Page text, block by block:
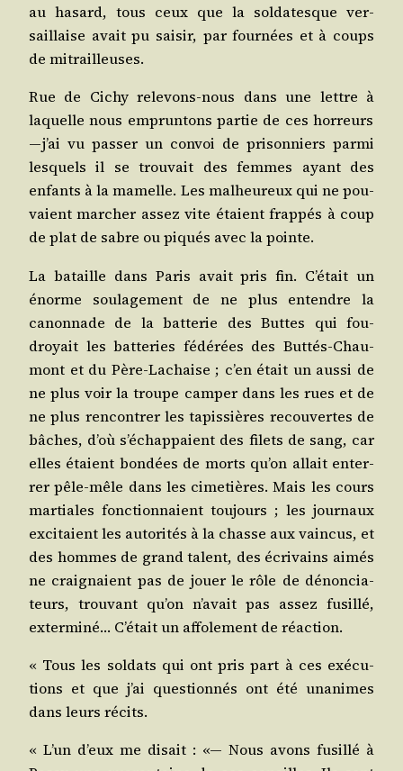
au hasard, tous ceux que la sol­da­tesque ver­
saillaise avait pu sai­sir, par four­nées et à coups
de mitrailleuses.
Rue de Cichy rele­vons-nous dans une lettre à
laquelle nous emprun­tons par­tie de ces hor­reurs
— j’ai vu pas­ser un convoi de pri­son­niers par­mi
les­quels il se trou­vait des femmes ayant des
enfants à la mamelle. Les mal­heu­reux qui ne pou­
vaient mar­cher assez vite étaient frap­pés à coup
de plat de sabre ou piqués avec la pointe.
La bataille dans Paris avait pris fin. C’é­tait un
énorme sou­la­ge­ment de ne plus entendre la
canon­nade de la bat­te­rie des Buttes qui fou­
droyait les bat­te­ries fédé­rées des But­tés-Chau­
mont et du Père-Lachaise ; c’en était un aus­si de
ne plus voir la troupe cam­per dans les rues et de
ne plus ren­con­trer les tapis­sières recou­vertes de
bâches, d’où s’é­chap­paient des filets de sang, car
elles étaient bon­dées de morts qu’on allait enter­
rer pêle-mêle dans les cime­tières. Mais les cours
mar­tiales fonc­tion­naient tou­jours ; les jour­naux
exci­taient les auto­ri­tés à la chasse aux vain­cus, et
des hommes de grand talent, des écri­vains aimés
ne crai­gnaient pas de jouer le rôle de dénon­cia­
teurs, trou­vant qu’on n’a­vait pas assez fusillé,
exter­mi­né… C’é­tait un affo­le­ment de réaction.
« Tous les sol­dats qui ont pris part à ces exé­cu­
tions et que j’ai ques­tion­nés ont été una­nimes
dans leurs récits.
« L’un d’eux me disait : «— Nous avons fusillé à